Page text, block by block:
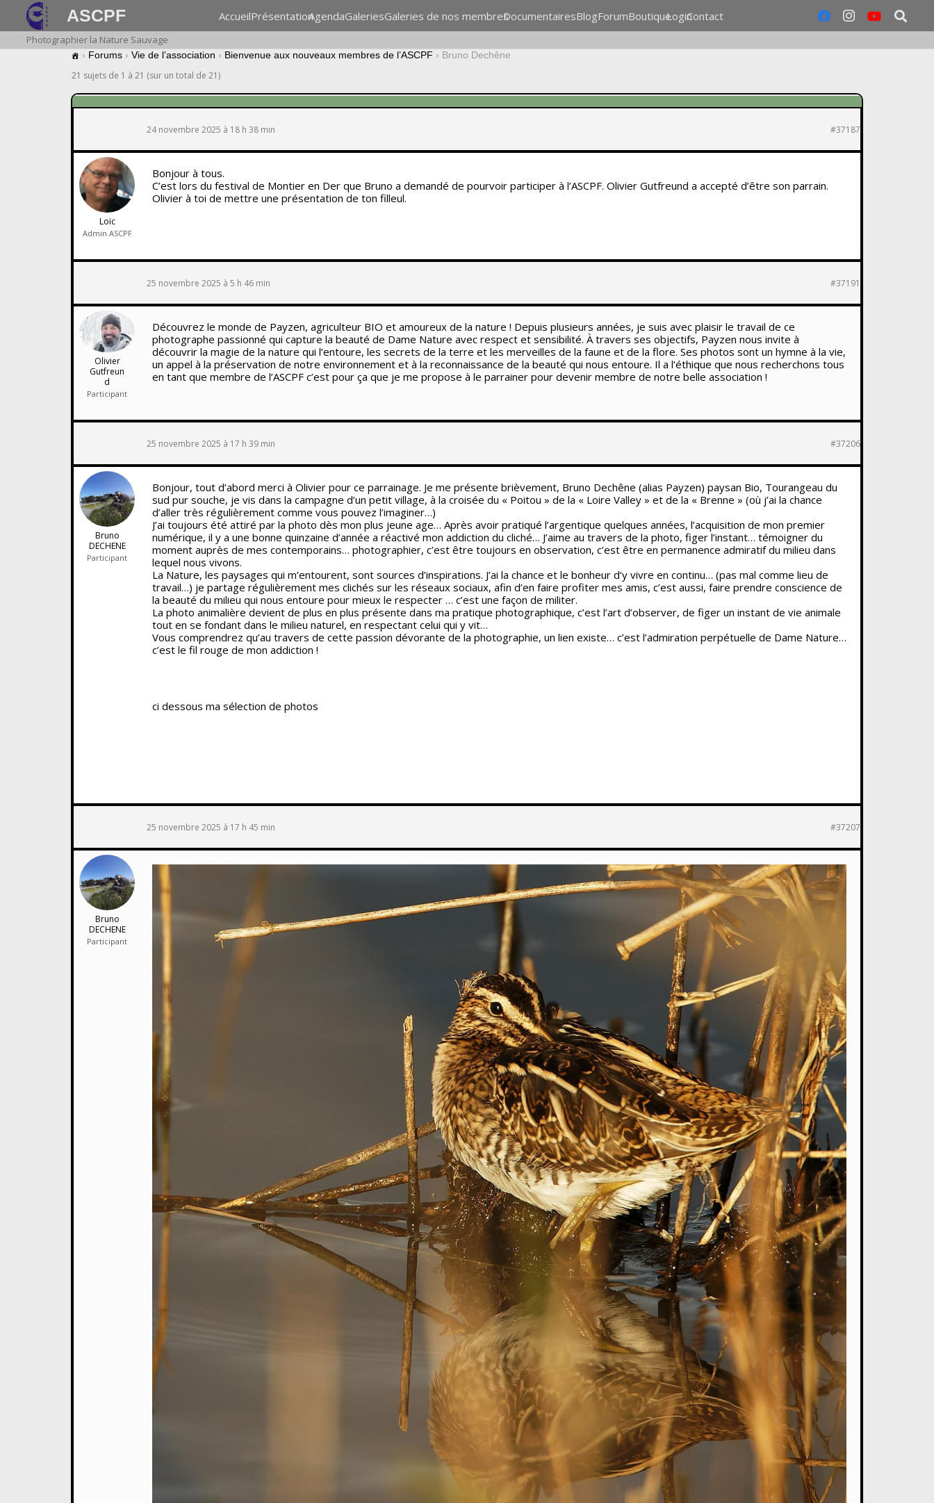
ASCPF AccueilPrésentationAgendaGaleriesGaleries de nos membresDocumentairesBlogForumBoutiqueLoginContact
Photographier la Nature Sauvage
› Forums › Vie de l’association › Bienvenue aux nouveaux membres de l’ASCPF › Bruno Dechêne
21 sujets de 1 à 21 (sur un total de 21)
24 novembre 2025 à 18 h 38 min #37187
Loïc
Admin ASCPF
Bonjour à tous.
C’est lors du festival de Montier en Der que Bruno a demandé de pourvoir participer à l’ASCPF. Olivier Gutfreund a accepté d’être son parrain.
Olivier à toi de mettre une présentation de ton filleul.
25 novembre 2025 à 5 h 46 min #37191
Olivier
Gutfreun
d
Participant
Découvrez le monde de Payzen, agriculteur BIO et amoureux de la nature ! Depuis plusieurs années, je suis avec plaisir le travail de ce
photographe passionné qui capture la beauté de Dame Nature avec respect et sensibilité. À travers ses objectifs, Payzen nous invite à
découvrir la magie de la nature qui l’entoure, les secrets de la terre et les merveilles de la faune et de la flore. Ses photos sont un hymne à la vie,
un appel à la préservation de notre environnement et à la reconnaissance de la beauté qui nous entoure. Il a l’éthique que nous recherchons tous
en tant que membre de l’ASCPF c’est pour ça que je me propose à le parrainer pour devenir membre de notre belle association !
25 novembre 2025 à 17 h 39 min #37206
Bruno
DECHENE
Participant
Bonjour, tout d’abord merci à Olivier pour ce parrainage. Je me présente brièvement, Bruno Dechêne (alias Payzen) paysan Bio, Tourangeau du
sud pur souche, je vis dans la campagne d’un petit village, à la croisée du « Poitou » de la « Loire Valley » et de la « Brenne » (où j’ai la chance
d’aller très régulièrement comme vous pouvez l’imaginer…)
J’ai toujours été attiré par la photo dès mon plus jeune age… Après avoir pratiqué l’argentique quelques années, l’acquisition de mon premier
numérique, il y a une bonne quinzaine d’année a réactivé mon addiction du cliché… J’aime au travers de la photo, figer l’instant… témoigner du
moment auprès de mes contemporains… photographier, c’est être toujours en observation, c’est être en permanence admiratif du milieu dans
lequel nous vivons.
La Nature, les paysages qui m’entourent, sont sources d’inspirations. J’ai la chance et le bonheur d’y vivre en continu… (pas mal comme lieu de
travail…) je partage régulièrement mes clichés sur les réseaux sociaux, afin d’en faire profiter mes amis, c’est aussi, faire prendre conscience de
la beauté du milieu qui nous entoure pour mieux le respecter … c’est une façon de militer.
La photo animalière devient de plus en plus présente dans ma pratique photographique, c’est l’art d’observer, de figer un instant de vie animale
tout en se fondant dans le milieu naturel, en respectant celui qui y vit…
Vous comprendrez qu’au travers de cette passion dévorante de la photographie, un lien existe… c’est l’admiration perpétuelle de Dame Nature…
c’est le fil rouge de mon addiction !
ci dessous ma sélection de photos
25 novembre 2025 à 17 h 45 min #37207
Bruno
DECHENE
Participant